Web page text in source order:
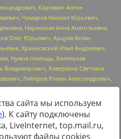
uploaded/files/reestr-
данные на22.03.2024
сайта мы используем
). К сайту подключены
LiveInternet, top.mail.ru,
файлы cookies